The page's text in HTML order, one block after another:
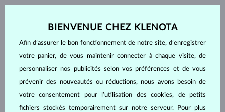
AIGUE-MARINE
MORGANITE TANZANITE
TOPAZE TOURMALINE ROSE
MOLDAVITE SANS PIERRE
Prix
BIENVENUE CHEZ KLENOTA
Afin d’assurer le bon fonctionnement de notre site, d’enregistrer
votre panier, de vous maintenir connecter à chaque visite, de
personnaliser nos publicités selon vos préférences et de vous
prévenir des nouveautés ou réductions, nous avons besoin de
votre consentement pour l’utilisation des cookies, de petits
fichiers stockés temporairement sur notre serveur. Pour plus